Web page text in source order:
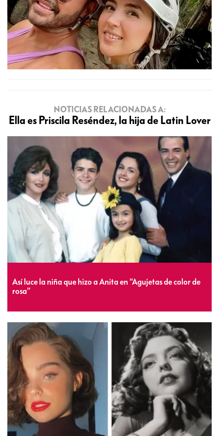
NOTICIAS RELACIONADAS A:
Ella es Priscila Reséndez, la hija de Latin Lover
Así luce la niña que hizo a Anita en “Agujetas de color de
rosa”